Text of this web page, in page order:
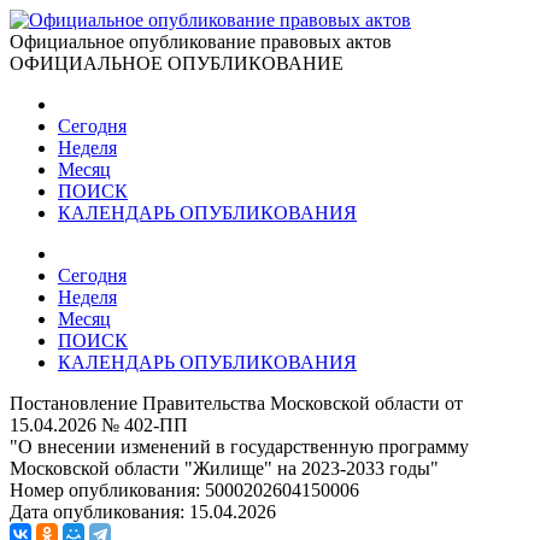
Официальное опубликование правовых актов
ОФИЦИАЛЬНОЕ ОПУБЛИКОВАНИЕ
Сегодня
Неделя
Месяц
ПОИСК
КАЛЕНДАРЬ ОПУБЛИКОВАНИЯ
Сегодня
Неделя
Месяц
ПОИСК
КАЛЕНДАРЬ ОПУБЛИКОВАНИЯ
Постановление Правительства Московской области от
15.04.2026 № 402-ПП
"О внесении изменений в государственную программу
Московской области "Жилище" на 2023-2033 годы"
Номер опубликования: 5000202604150006
Дата опубликования: 15.04.2026